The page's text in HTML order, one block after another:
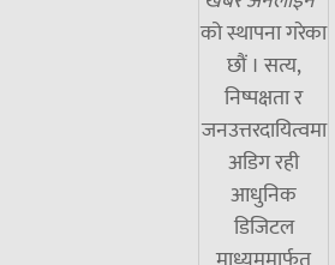
को स्थापना गरेका
छौं । सत्य,
निष्पक्षता र
जनउत्तरदायित्वमा
अडिग रही
आधुनिक
डिजिटल